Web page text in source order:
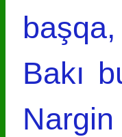
Bakı